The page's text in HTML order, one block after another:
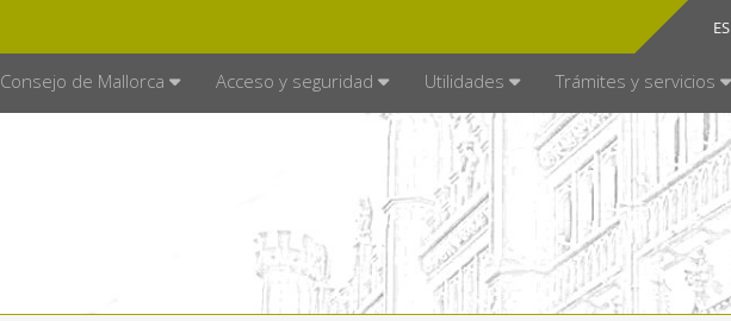
ES
CA
Consejo de Mallorca Acceso y seguridad Utilidades Trámites y servicios